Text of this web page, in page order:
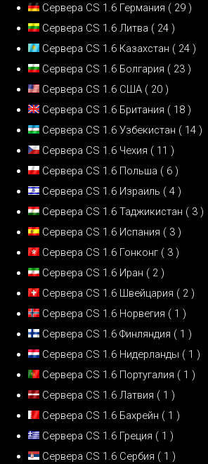
Сервера CS 1.6 Германия ( 29 )
Сервера CS 1.6 Литва ( 24 )
Сервера CS 1.6 Казахстан ( 24 )
Сервера CS 1.6 Болгария ( 23 )
Сервера CS 1.6 США ( 20 )
Сервера CS 1.6 Британия ( 18 )
Сервера CS 1.6 Узбекистан ( 14 )
Сервера CS 1.6 Чехия ( 11 )
Сервера CS 1.6 Польша ( 6 )
Сервера CS 1.6 Израиль ( 4 )
Сервера CS 1.6 Таджикистан ( 3 )
Сервера CS 1.6 Испания ( 3 )
Сервера CS 1.6 Гонконг ( 3 )
Сервера CS 1.6 Иран ( 2 )
Сервера CS 1.6 Швейцария ( 2 )
Сервера CS 1.6 Норвегия ( 1 )
Сервера CS 1.6 Финляндия ( 1 )
Сервера CS 1.6 Нидерланды ( 1 )
Сервера CS 1.6 Португалия ( 1 )
Сервера CS 1.6 Латвия ( 1 )
Сервера CS 1.6 Бахрейн ( 1 )
Сервера CS 1.6 Греция ( 1 )
Сервера CS 1.6 Сербия ( 1 )